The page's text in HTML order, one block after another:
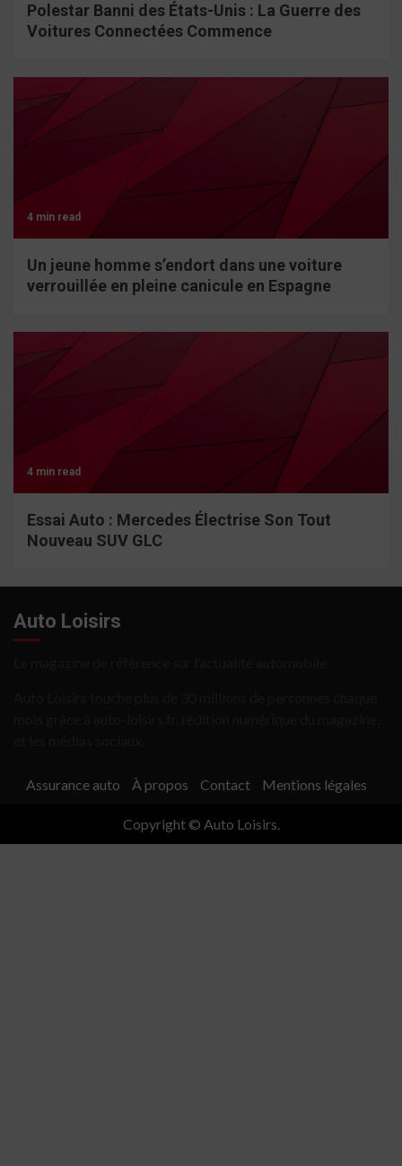
Polestar Banni des États-Unis : La Guerre des
Voitures Connectées Commence
4 min read
Un jeune homme s’endort dans une voiture
verrouillée en pleine canicule en Espagne
4 min read
Essai Auto : Mercedes Électrise Son Tout
Nouveau SUV GLC
Auto Loisirs
Assurance auto À propos Contact Mentions légales
Copyright © Auto Loisirs.